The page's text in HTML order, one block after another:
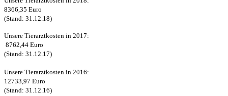
8366,35 Euro
(Stand: 31.12.18)
Unsere Tierarztkosten in 2017:
8762,44 Euro
(Stand: 31.12.17)
Unsere Tierarztkosten in 2016:
12733,97 Euro
(Stand: 31.12.16)